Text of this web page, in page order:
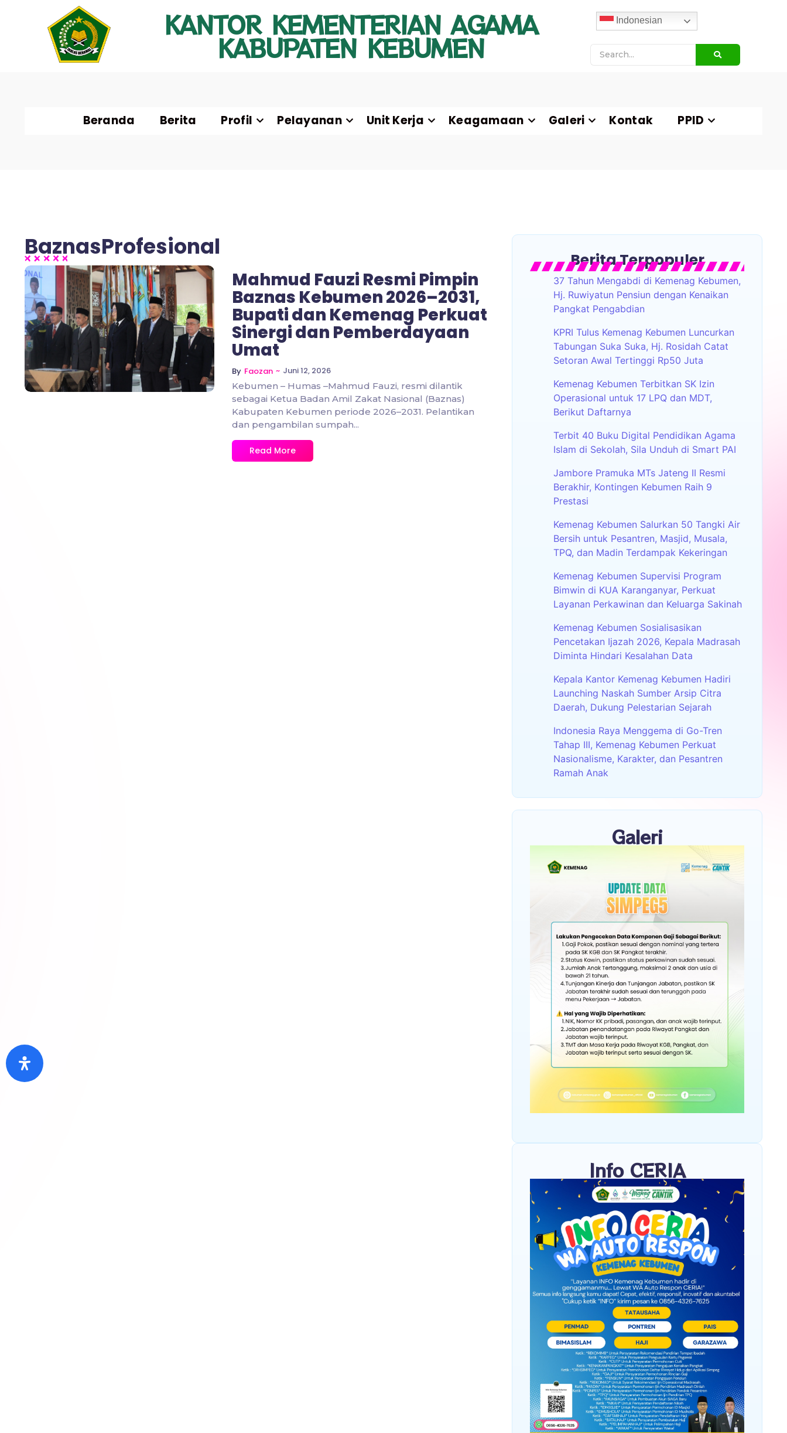
KANTOR KEMENTERIAN AGAMA
KABUPATEN KEBUMEN
Indonesian
Beranda Berita Profil Pelayanan Unit Kerja Keagamaan Galeri Kontak PPID
BaznasProfesional
No Comments
Mahmud Fauzi Resmi Pimpin
Baznas Kebumen 2026–2031,
Bupati dan Kemenag Perkuat
Sinergi dan Pemberdayaan
Umat
By Faozan ~ Juni 12, 2026
Kebumen – Humas –Mahmud Fauzi, resmi dilantik
sebagai Ketua Badan Amil Zakat Nasional (Baznas)
Kabupaten Kebumen periode 2026–2031. Pelantikan
dan pengambilan sumpah...
Read More
Berita Terpopuler
37 Tahun Mengabdi di Kemenag Kebumen,
Hj. Ruwiyatun Pensiun dengan Kenaikan
Pangkat Pengabdian
KPRI Tulus Kemenag Kebumen Luncurkan
Tabungan Suka Suka, Hj. Rosidah Catat
Setoran Awal Tertinggi Rp50 Juta
Kemenag Kebumen Terbitkan SK Izin
Operasional untuk 17 LPQ dan MDT,
Berikut Daftarnya
Terbit 40 Buku Digital Pendidikan Agama
Islam di Sekolah, Sila Unduh di Smart PAI
Jambore Pramuka MTs Jateng II Resmi
Berakhir, Kontingen Kebumen Raih 9
Prestasi
Kemenag Kebumen Salurkan 50 Tangki Air
Bersih untuk Pesantren, Masjid, Musala,
TPQ, dan Madin Terdampak Kekeringan
Kemenag Kebumen Supervisi Program
Bimwin di KUA Karanganyar, Perkuat
Layanan Perkawinan dan Keluarga Sakinah
Kemenag Kebumen Sosialisasikan
Pencetakan Ijazah 2026, Kepala Madrasah
Diminta Hindari Kesalahan Data
Kepala Kantor Kemenag Kebumen Hadiri
Launching Naskah Sumber Arsip Citra
Daerah, Dukung Pelestarian Sejarah
Indonesia Raya Menggema di Go-Tren
Tahap III, Kemenag Kebumen Perkuat
Nasionalisme, Karakter, dan Pesantren
Ramah Anak
Galeri
Info CERIA